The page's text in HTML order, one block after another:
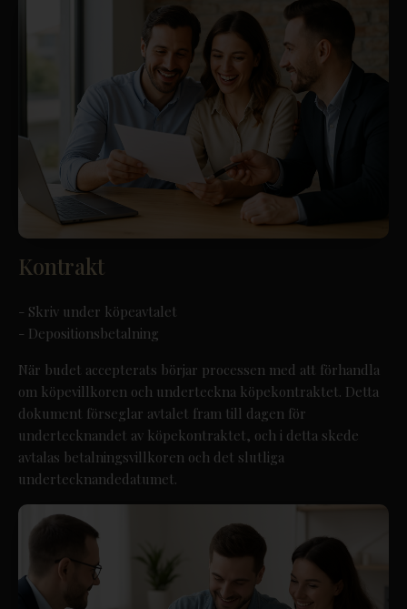
Kontrakt
- Skriv under köpeavtalet
- Depositionsbetalning
När budet accepterats börjar processen med att förhandla
om köpevillkoren och underteckna köpekontraktet. Detta
dokument förseglar avtalet fram till dagen för
undertecknandet av köpekontraktet, och i detta skede
avtalas betalningsvillkoren och det slutliga
undertecknandedatumet.